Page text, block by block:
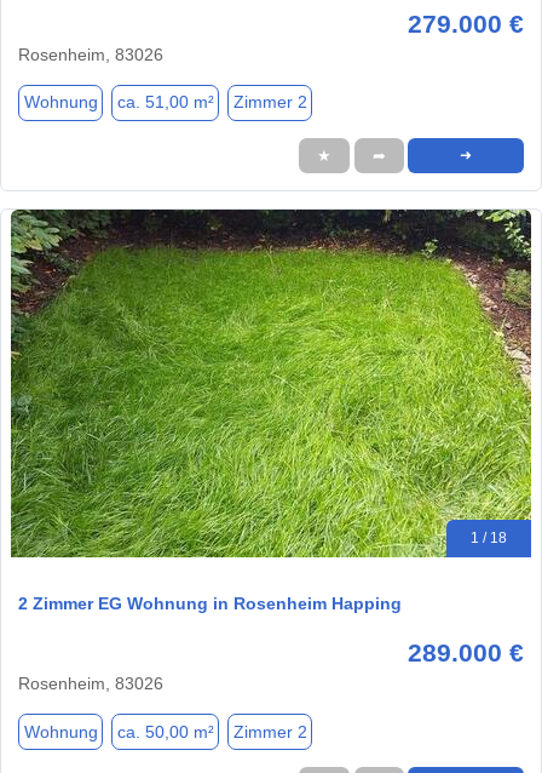
279.000 €
Rosenheim, 83026
Wohnung ca. 51,00 m² Zimmer 2
★ ➦ ➜
1 / 18
2 Zimmer EG Wohnung in Rosenheim Happing
289.000 €
Rosenheim, 83026
Wohnung ca. 50,00 m² Zimmer 2